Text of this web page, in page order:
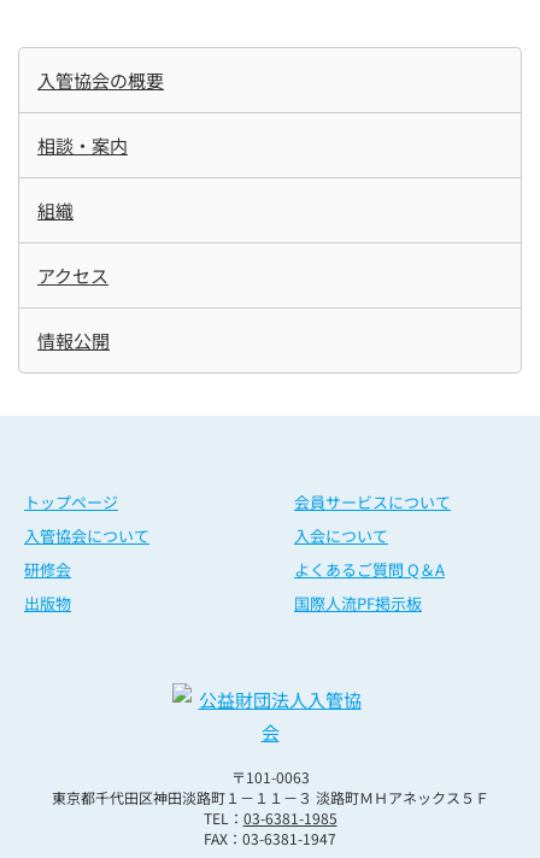
入管協会の概要
相談・案内
組織
アクセス
情報公開
トップページ
入管協会について
研修会
出版物
会員サービスについて
入会について
よくあるご質問 Q＆A
国際人流PF掲示板
〒101-0063
東京都千代田区神田淡路町１－１１－３ 淡路町ＭＨアネックス５Ｆ
TEL： 03-6381-1985
FAX：03-6381-1947